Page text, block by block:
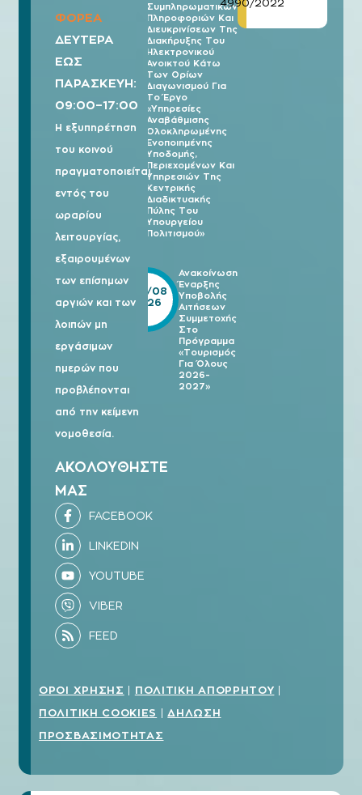
ΦΟΡΕΑ
ΔΕΥΤΕΡΑ
ΕΩΣ
ΠΑΡΑΣΚΕΥΗ:
09:00–17:00
Η εξυπηρέτηση
του κοινού
πραγματοποιείται
εντός του
ωραρίου
λειτουργίας,
εξαιρουμένων
των επίσημων
αργιών και των
λοιπών μη
εργάσιμων
ημερών που
προβλέπονται
από την κείμενη
νομοθεσία.
ΑΚΟΛΟΥΘΗΣΤΕ
ΜΑΣ
Συμπληρωματικών
Πληροφοριών Και
Διευκρινίσεων Της
Διακήρυξης Του
Ηλεκτρονικού
Ανοικτού Κάτω
Των Ορίων
Διαγωνισμού Για
Το Έργο
«Υπηρεσίες
Αναβάθμισης
Ολοκληρωμένης
Ενοποιημένης
Υποδομής,
Περιεχομένων Και
Υπηρεσιών Της
Κεντρικής
Διαδικτυακής
Πύλης Του
Υπουργείου
Πολιτισμού»
2026
Ανακοίνωση
Έναρξης
Υποβολής
Αιτήσεων
Συμμετοχής
Στο
Πρόγραμμα
«Τουρισμός
Για Όλους
2026-
2027»
05/08
2026
4990/2022
ΟΡΟΙ ΧΡΗΣΗΣ ΠΟΛΙΤΙΚΗ ΑΠΟΡΡΗΤΟΥ
ΠΟΛΙΤΙΚΗ COOKIES
ΔΗΛΩΣΗ
ΠΡΟΣΒΑΣΙΜΟΤΗΤΑΣ